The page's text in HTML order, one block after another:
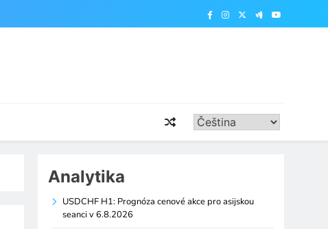
Analytika
USDCHF H1: Prognóza cenové akce pro asijskou
seanci v 6.8.2026